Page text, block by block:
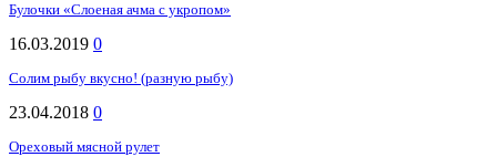
Булочки «Слоеная ачма с укропом»
16.03.2019 0
Солим рыбу вкусно! (разную рыбу)
23.04.2018 0
Ореховый мясной рулет